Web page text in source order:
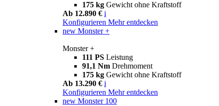
175 kg Gewicht ohne Kraftstoff
Ab 12.890 € i
Konfigurieren Mehr entdecken
new Monster +
Monster +
111 PS Leistung
91,1 Nm Drehmoment
175 kg Gewicht ohne Kraftstoff
Ab 13.290 € i
Konfigurieren Mehr entdecken
new Monster 100